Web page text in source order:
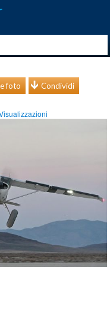
foto Condividi